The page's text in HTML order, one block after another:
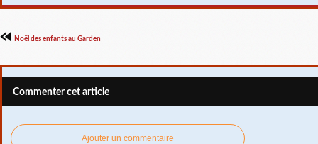
Noël des enfants au Garden
Commenter cet article
Ajouter un commentaire